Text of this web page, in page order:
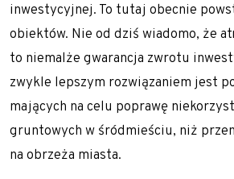
inwestycyjnej. To tutaj obecnie
obiektów. Nie od dziś wiadomo, że
to niemalże gwarancja zwrotu
zwykle lepszym rozwiązaniem jest
mających na celu poprawę
gruntowych w śródmieściu, niż
na obrzeża miasta.